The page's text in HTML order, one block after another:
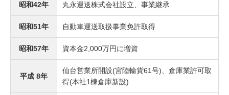
昭和42年 丸永運送株式会社設立、事業継承
昭和51年 自動車運送取扱事業免許取得
昭和57年 資本金2,000万円に増資
平成 8年
仙台営業所開設(宮陸輸貨61号)、倉庫業許可取
得(本社1棟倉庫新設)